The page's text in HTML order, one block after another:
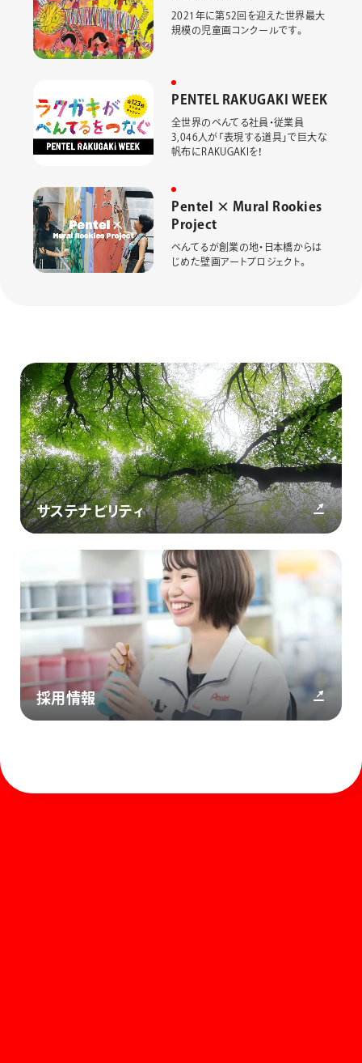
2021年に第52回を迎えた世界最大
規模の児童画コンクールです。
P E NTE RA KUGA K WE E K
全世界のぺんてる社員・従業員
3,046人が「表現する道具」で巨大な
帆布にRAKUGAKIを！
Pente × Mura Roo kies
Project
ぺんてるが創業の地・日本橋からは
じめた壁画アートプロジェクト。
サステナビリティ
採用情報